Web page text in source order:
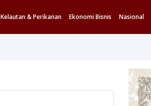
Kelautan & Perikanan Ekonomi Bisnis Nasional